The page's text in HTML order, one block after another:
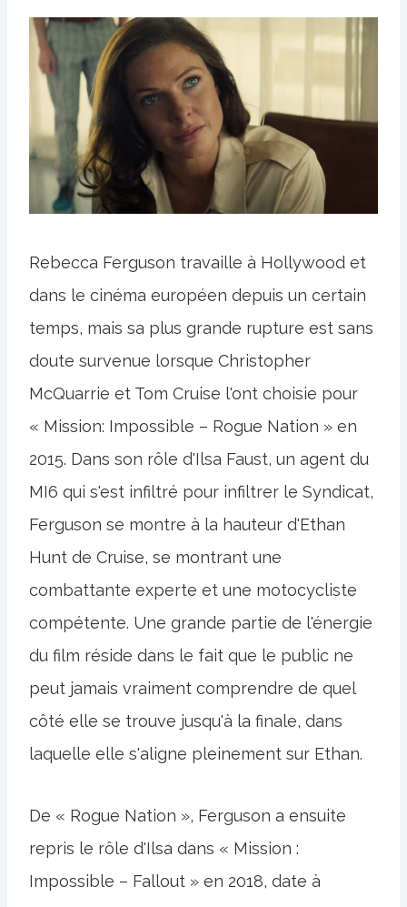
Rebecca Ferguson travaille à Hollywood et
dans le cinéma européen depuis un certain
temps, mais sa plus grande rupture est sans
doute survenue lorsque Christopher
McQuarrie et Tom Cruise l'ont choisie pour
« Mission: Impossible – Rogue Nation » en
2015. Dans son rôle d'Ilsa Faust, un agent du
MI6 qui s'est infiltré pour infiltrer le Syndicat,
Ferguson se montre à la hauteur d'Ethan
Hunt de Cruise, se montrant une
combattante experte et une motocycliste
compétente. Une grande partie de l'énergie
du film réside dans le fait que le public ne
peut jamais vraiment comprendre de quel
côté elle se trouve jusqu'à la finale, dans
laquelle elle s'aligne pleinement sur Ethan.
De « Rogue Nation », Ferguson a ensuite
repris le rôle d'Ilsa dans « Mission :
Impossible – Fallout » en 2018, date à